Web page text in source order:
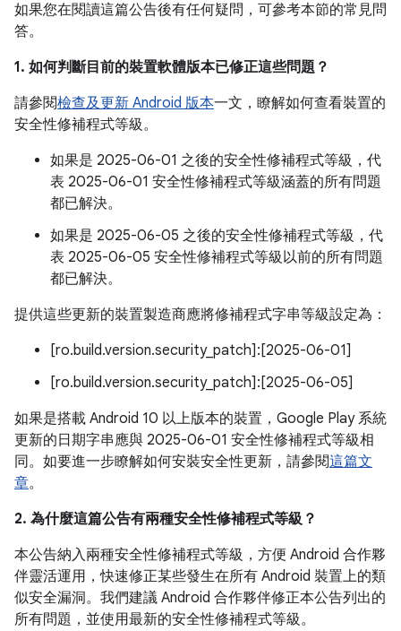
如果您在閱讀這篇公告後有任何疑問，可參考本節的常見問
答。
1. 如何判斷目前的裝置軟體版本已修正這些問題？
請參閱檢查及更新 Android 版本一文，瞭解如何查看裝置的
安全性修補程式等級。
如果是 2025-06-01 之後的安全性修補程式等級，代
表 2025-06-01 安全性修補程式等級涵蓋的所有問題
都已解決。
如果是 2025-06-05 之後的安全性修補程式等級，代
表 2025-06-05 安全性修補程式等級以前的所有問題
都已解決。
提供這些更新的裝置製造商應將修補程式字串等級設定為：
[ro.build.version.security_patch]:[2025-06-01]
[ro.build.version.security_patch]:[2025-06-05]
如果是搭載 Android 10 以上版本的裝置，Google Play 系統
更新的日期字串應與 2025-06-01 安全性修補程式等級相
同。如要進一步瞭解如何安裝安全性更新，請參閱這篇文
章。
2. 為什麼這篇公告有兩種安全性修補程式等級？
本公告納入兩種安全性修補程式等級，方便 Android 合作夥
伴靈活運用，快速修正某些發生在所有 Android 裝置上的類
似安全漏洞。我們建議 Android 合作夥伴修正本公告列出的
所有問題，並使用最新的安全性修補程式等級。